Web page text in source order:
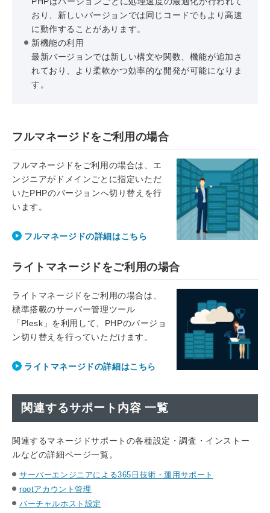
おり、新しいバージョンでは同じコードでもより高速
に動作することがあります。
新機能の利用
最新バージョンでは新しい構文や関数、機能が追加さ
れており、より柔軟かつ効率的な開発が可能になりま
す。
フルマネージドをご利用の場合
フルマネージドをご利用の場合は、エ
ンジニアがドメインごとに指定いただ
いたPHPのバージョンへ切り替えを行
います。
フルマネージドの詳細はこちら
ライトマネージドをご利用の場合
ライトマネージドをご利用の場合は、
標準搭載のサーバー管理ツール
「Plesk」を利用して、PHPのバージョ
ン切り替えを行っていただけます。
ライトマネージドの詳細はこちら
関連するサポート内容 一覧
関連するマネージドサポートの各種設定・調査・インストー
ルなどの詳細ページ一覧。
サーバーエンジニアによる365日技術・運用サポート
rootアカウント管理
バーチャルホスト設定